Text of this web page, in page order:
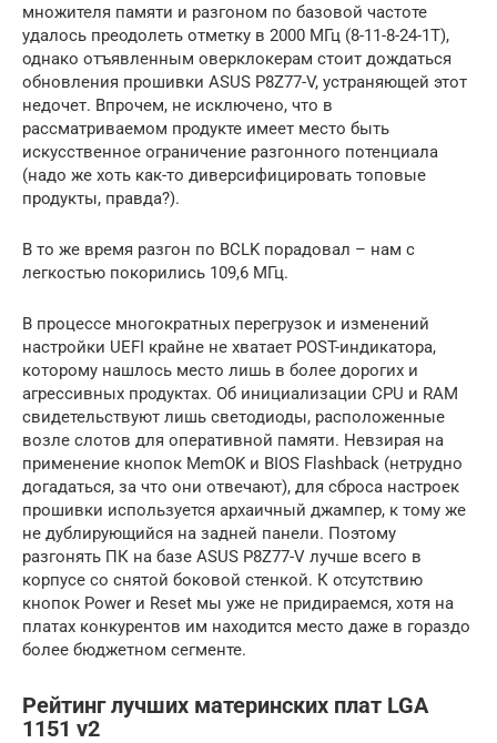
множителя памяти и разгоном по базовой частоте
удалось преодолеть отметку в 2000 МГц (8-11-8-24-1Т),
однако отъявленным оверклокерам стоит дождаться
обновления прошивки ASUS P8Z77-V, устраняющей этот
недочет. Впрочем, не исключено, что в
рассматриваемом продукте имеет место быть
искусственное ограничение разгонного потенциала
(надо же хоть как-то диверсифицировать топовые
продукты, правда?).
В то же время разгон по BCLK порадовал – нам с
легкостью покорились 109,6 МГц.
В процессе многократных перегрузок и изменений
настройки UEFI крайне не хватает POST-индикатора,
которому нашлось место лишь в более дорогих и
агрессивных продуктах. Об инициализации CPU и RAM
свидетельствуют лишь светодиоды, расположенные
возле слотов для оперативной памяти. Невзирая на
применение кнопок MemOK и BIOS Flashback (нетрудно
догадаться, за что они отвечают), для сброса настроек
прошивки используется архаичный джампер, к тому же
не дублирующийся на задней панели. Поэтому
разгонять ПК на базе ASUS P8Z77-V лучше всего в
корпусе со снятой боковой стенкой. К отсутствию
кнопок Power и Reset мы уже не придираемся, хотя на
платах конкурентов им находится место даже в гораздо
более бюджетном сегменте.
Рейтинг лучших материнских плат LGA
1151 v2